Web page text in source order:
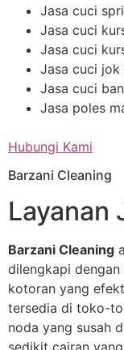
Jasa cuci
Jasa cuci
Jasa cuci
Jasa cuci jok
Jasa cuci
Jasa poles
Hubungi Kami
Barzani Cleaning
Layanan
Barzani Cleaning
dilengkapi
kotoran yang
tersedia di toko-
noda yang susah
sedikit cairan